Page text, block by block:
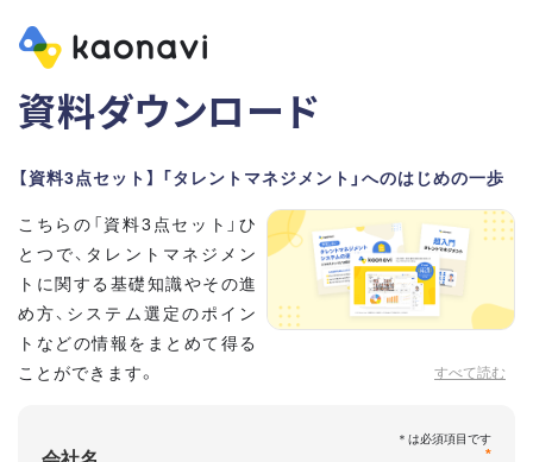
資料ダウンロード
【資料3点セット】 「タレントマネジメント」へのはじめの一歩
すべて読む
こちらの「資料3点セット」ひ
とつで、タレントマネジメン
トに関する基礎知識やその進
め方、システム選定のポイン
トなどの情報をまとめて得る
ことができます。
*